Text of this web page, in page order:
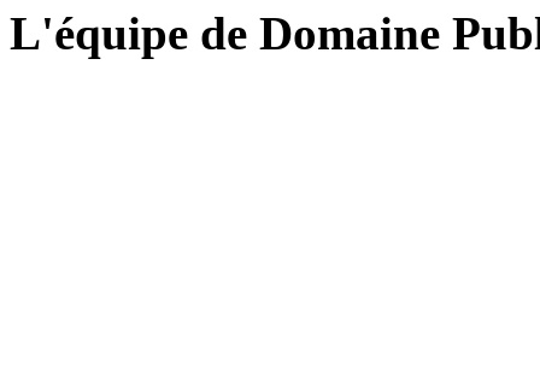
L'équipe de Domaine